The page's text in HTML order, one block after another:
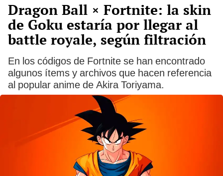
Dragon Ball × Fortnite: la skin
de Goku estaría por llegar al
battle royale, según filtración
En los códigos de Fortnite se han encontrado
algunos ítems y archivos que hacen referencia
al popular anime de Akira Toriyama.